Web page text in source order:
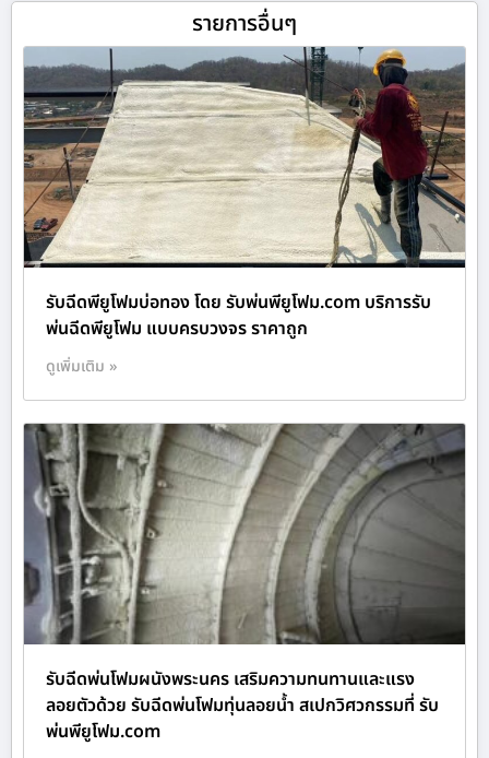
รายการอื่นๆ
รับฉีดพียูโฟมบ่อทอง โดย รับพ่นพียูโฟม.com บริการรับ
พ่นฉีดพียูโฟม แบบครบวงจร ราคาถูก
ดูเพิ่มเติม »
รับฉีดพ่นโฟมผนังพระนคร เสริมความทนทานและแรง
ลอยตัวด้วย รับฉีดพ่นโฟมทุ่นลอยน้ำ สเปกวิศวกรรมที่ รับ
พ่นพียูโฟม.com